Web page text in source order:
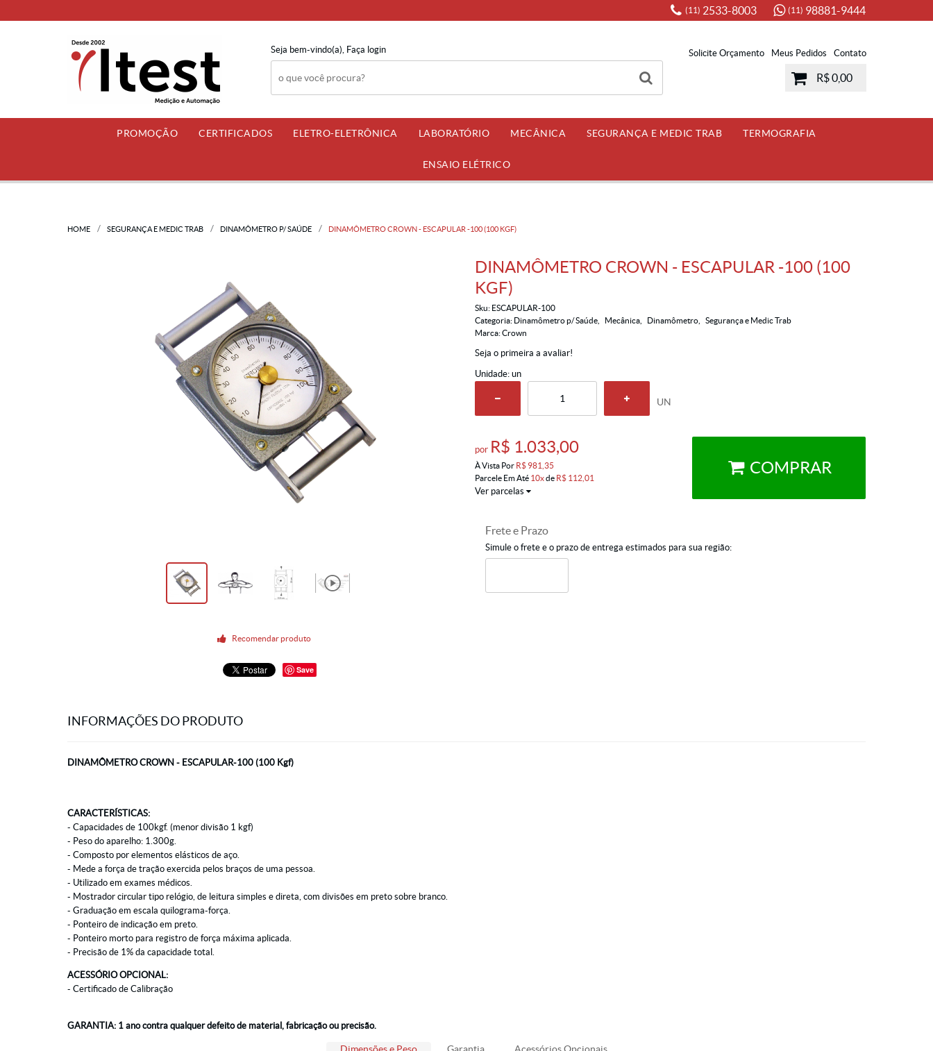
(11) 2533-8003 (11) 98881-9444
Seja bem-vindo(a), Faça login Solicite Orçamento Meus Pedidos Contato
R$ 0,00
PROMOÇÃO CERTIFICADOS ELETRO-ELETRÔNICA LABORATÓRIO MECÂNICA SEGURANÇA E MEDIC TRAB TERMOGRAFIA
ENSAIO ELÉTRICO
HOME SEGURANÇA E MEDIC TRAB DINAMÔMETRO P/ SAÚDE DINAMÔMETRO CROWN - ESCAPULAR -100 (100 KGF)
Recomendar produto
Save
DINAMÔMETRO CROWN - ESCAPULAR -100 (100
KGF)
Sku: ESCAPULAR-100
Categoria: Dinamômetro p/ Saúde Mecânica Dinamômetro
Segurança e Medic Trab
Marca:Crown
Seja o primeira a avaliar!
Unidade: un
UN
por R$ 1.033,00
À Vista Por R$ 981,35
Parcele Em Até 10xde R$ 112,01
Ver parcelas
COMPRAR
Frete e Prazo
Simule o frete e o prazo de entrega estimados para sua região:
INFORMAÇÕES DO PRODUTO
DINAMÔMETRO CROWN - ESCAPULAR-100 (100 Kgf)
CARACTERÍSTICAS:
- Capacidades de 100kgf. (menor divisão 1 kgf)
- Peso do aparelho: 1.300g.
- Composto por elementos elásticos de aço.
- Mede a força de tração exercida pelos braços de uma pessoa.
- Utilizado em exames médicos.
- Mostrador circular tipo relógio, de leitura simples e direta, com divisões em preto sobre branco.
- Graduação em escala quilograma-força.
- Ponteiro de indicação em preto.
- Ponteiro morto para registro de força máxima aplicada.
- Precisão de 1% da capacidade total.
ACESSÓRIO OPCIONAL:
- Certificado de Calibração
GARANTIA: 1 ano contra qualquer defeito de material, fabricação ou precisão.